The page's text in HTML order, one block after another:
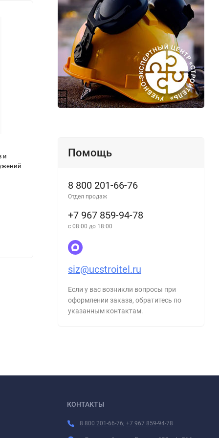
и
Правила пользования базами
Помощь
8 800 201-66-76
Отдел продаж
+7 967 859-94-78
с 08:00 до 18:00
siz@ucstroitel.ru
Если у вас возникли вопросы при
оформлении заказа, обратитесь по
указанным контактам.
КОНТАКТЫ
8 800 201-66-76; +7 967 859-94-78